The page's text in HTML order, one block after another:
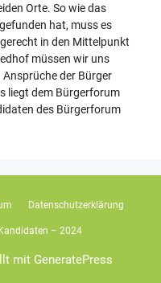
Orte. So wie das
hat, muss es
in den Mittelpunkt
müssen wir uns
der Bürger
liegt dem Bürgerforum
des Bürgerforum
Datenschutzerklärung
– 2024
mit GeneratePress